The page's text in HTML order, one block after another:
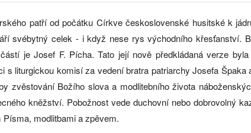
patří od počátku Církve československé husitské k
svébytný celek - i když nese rys východního křesťanství.
je Josef F. Pícha. Tato její nově předkládaná verze
s liturgickou komisí za vedení bratra patriarchy Josefa Špaka
zvěstování Božího slova a modlitebního života
kněžství. Pobožnost vede duchovní nebo dobrovolný
modlitbami a zpěvem.